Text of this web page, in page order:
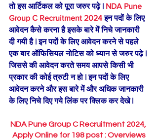
तो इस आर्टिकल को पूरा जरुर पढ़े | NDA Pune
Group C Recruitment 2024 इन पदों के लिए
आवेदन कैसे करना है इसके बारे में निचे जानकारी
दी गयी है | इन पदों के लिए आवेदन करने से पहले
एक बार ऑफिसियल नोटिस को ध्यान से जरुर पढ़े |
जिससे की आवेदन करते समय आपसे किसी भी
प्रकार की कोई त्रुटी न हो | इन पदों के लिए
आवेदन करने और इस बारे में और अधिक जानकारी
के लिए निचे दिए गये लिंक पर क्लिक कर देखे |
NDA Pune Group C Recruitment 2024,
Apply Online for 198 post : Overviews